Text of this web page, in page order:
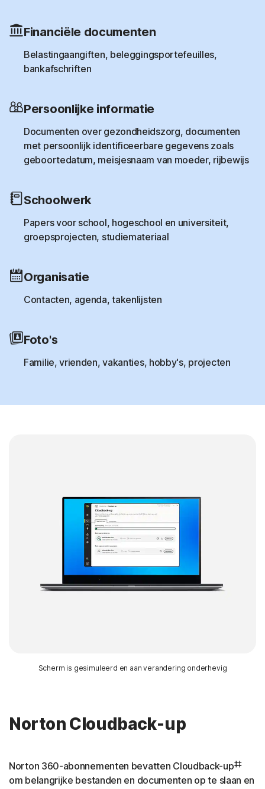
Financiële documenten
Belastingaangiften, beleggingsportefeuilles,
bankafschriften
Persoonlijke informatie
Documenten over gezondheidszorg, documenten
met persoonlijk identificeerbare gegevens zoals
geboortedatum, meisjesnaam van moeder, rijbewijs
Schoolwerk
Papers voor school, hogeschool en universiteit,
groepsprojecten, studiemateriaal
Organisatie
Contacten, agenda, takenlijsten
Foto's
Familie, vrienden, vakanties, hobby's, projecten
Scherm is gesimuleerd en aan verandering onderhevig
Norton Cloudback-up
Norton 360-abonnementen bevatten Cloudback-up‡‡
om belangrijke bestanden en documenten op te slaan en